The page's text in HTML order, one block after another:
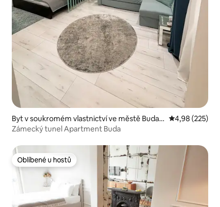
Byt v soukromém vlastnictví ve městě Budap
ešť
Průměrné
4,98 (225)
Zámecký tunel Apartment Buda
Oblíbené u hostů
Oblíbené u hostů